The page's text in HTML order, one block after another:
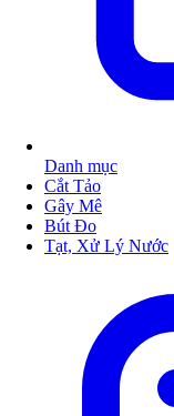
Danh mục
Cắt Tảo
Gây Mê
Bút Đo
Tạt, Xử Lý Nước